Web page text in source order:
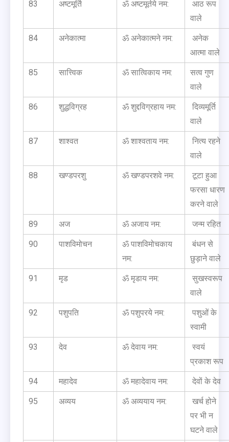
83 अष्टमूर्ति ॐ अष्टमूर्तये नम:
आठ रूप
वाले
84 अनेकात्मा ॐ अनेकात्मने नम:
अनेक
आत्मा वाले
85 सात्त्विक ॐ सात्विकाय नम:
सत्व गुण
वाले
86 शुद्धविग्रह ॐ शुद्दविग्रहाय नम:
दिव्यमूर्ति
वाले
87 शाश्वत ॐ शाश्वताय नम:
नित्य रहने
वाले
88 खण्डपरशु ॐ खण्डपरशवे नम:
टूटा हुआ
फरसा धारण
करने वाले
89 अज ॐ अजाय नम: जन्म रहित
90 पाशविमोचन
ॐ पाशविमोचकाय
नम:
बंधन से
छुड़ाने वाले
91 मृड ॐ मृडाय नम:
सुखस्वरूप
वाले
92 पशुपति ॐ पशुपरये नम:
पशुओं के
स्वामी
93 देव ॐ देवाय नम:
स्वयं
प्रकाश रूप
94 महादेव ॐ महादेवाय नम: देवों के देव
95 अव्यय ॐ अव्ययाय नम:
खर्च होने
पर भी न
घटने वाले